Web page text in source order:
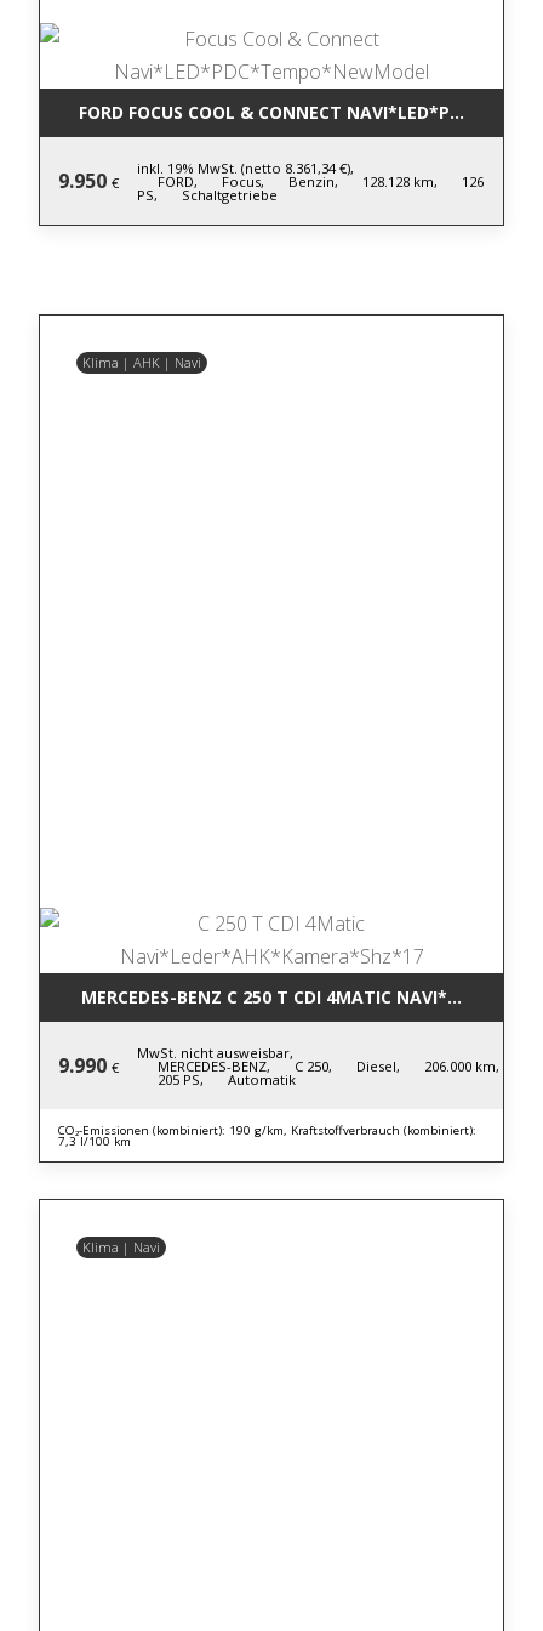
FORD FOCUS COOL & CONNECT
9.950 €
inkl. 19% MwSt. (netto 8.361,34 €),
FORD, Focus, Benzin, 128.128 km, 126
PS, Schaltgetriebe
Klima | AHK | Navi
MERCEDES-BENZ C 250 T CDI 4MATIC
9.990 €
MwSt. nicht ausweisbar,
MERCEDES-BENZ, C 250, Diesel, 206.000 km,
205 PS, Automatik
CO₂-Emissionen (kombiniert): 190 g/km, Kraftstoffverbrauch (kombiniert):
7,3 l/100 km
Klima | Navi